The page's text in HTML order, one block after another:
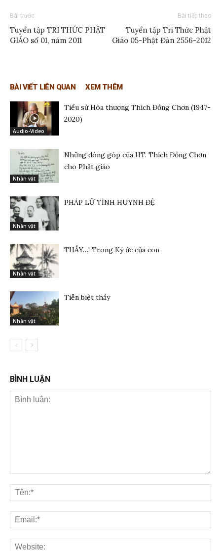
Bài trước
Tuyển tập TRI THỨC PHẬT
GIÁO số 01, năm 2011
Bài tiếp theo
Tuyển tập Tri Thức Phật
Giáo 05-Phật Đản 2556-2012
BÀI VIẾT LIÊN QUAN XEM THÊM
Audio-Video
Tiểu sử Hòa thượng Thích Đồng Chơn (1947-
2020)
Nhân vật
Những đóng góp của HT. Thích Đồng Chơn
cho Phật giáo
Nhân vật
PHÁP LỮ TÌNH HUYNH ĐỆ
Nhân vật
THẦY…! Trong Ký ức của con
Nhân vật
Tiễn biệt thầy
BÌNH LUẬN